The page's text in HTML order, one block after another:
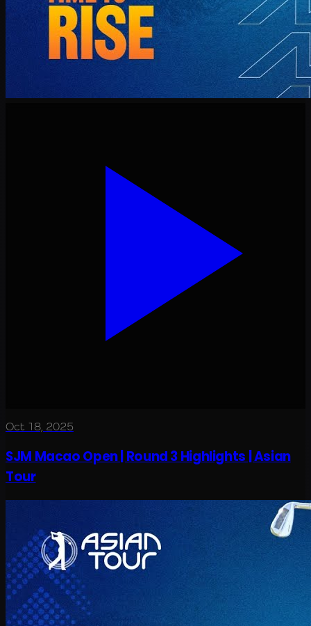
Oct 18, 2025
SJM Macao Open | Round 3 Highlights | Asian
Tour